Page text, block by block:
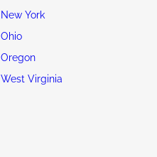
New York
Ohio
Oregon
West Virginia